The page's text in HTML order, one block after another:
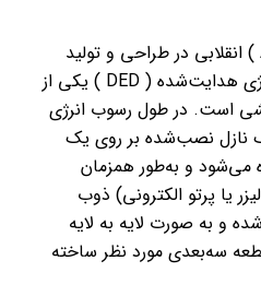
فناوری تولید افزایشی ( AM ) انقلابی در طراحی و تولید
ایجاد کرده است. رسوب انرژی هدایت‌شده ( DED ) یکی از
است. در طول رسوب انرژی
نازل نصب‌شده بر روی یک
می‌شود و به‌طور همزمان
یا پرتو الکترونی) ذوب
و به صورت لایه به لایه
سه‌بعدی مورد نظر ساخته